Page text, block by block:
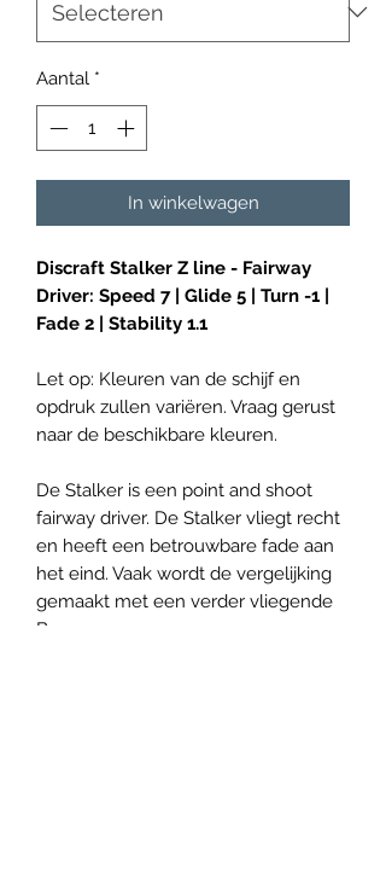
Aantal *
In winkelwagen
Discraft Stalker Z line - Fairway
Driver: Speed 7 | Glide 5 | Turn -1 |
Fade 2 | Stability 1.1
Let op: Kleuren van de schijf en
opdruk zullen variëren. Vraag gerust
naar de beschikbare kleuren.
De Stalker is een point and shoot
fairway driver. De Stalker vliegt recht
en heeft een betrouwbare fade aan
het eind. Vaak wordt de vergelijking
gemaakt met een verder vliegende
Buzzz.